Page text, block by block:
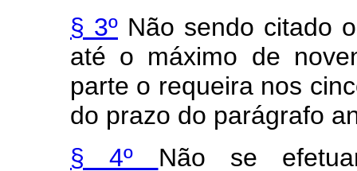
§ 3º Não sendo citado
até o máximo de
parte o requeira nos
do prazo do parágrafo
§ 4º Não se